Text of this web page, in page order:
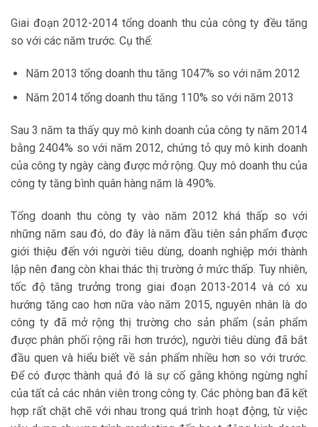
Giai đoạn 2012-2014 tổng doanh thu của công ty đều tăng
so với các năm trước. Cụ thể:
Năm 2013 tổng doanh thu tăng 1047% so với năm 2012
Năm 2014 tổng doanh thu tăng 110% so với năm 2013
Sau 3 năm ta thấy quy mô kinh doanh của công ty năm 2014
bằng 2404% so với năm 2012, chứng tỏ quy mô kinh doanh
của công ty ngày càng được mở rộng. Quy mô doanh thu của
công ty tăng bình quân hàng năm là 490%.
Tổng doanh thu công ty vào năm 2012 khá thấp so với
những năm sau đó, do đây là năm đầu tiên sản phẩm được
giới thiệu đến với người tiêu dùng, doanh nghiệp mới thành
lập nên đang còn khai thác thị trường ở mức thấp. Tuy nhiên,
tốc độ tăng trưởng trong giai đoạn 2013-2014 và có xu
hướng tăng cao hơn nữa vào năm 2015, nguyên nhân là do
công ty đã mở rộng thị trường cho sản phẩm (sản phẩm
được phân phối rộng rãi hơn trước), người tiêu dùng đã bắt
đầu quen và hiểu biết về sản phẩm nhiều hơn so với trước.
Để có được thành quả đó là sự cố gắng không ngừng nghỉ
của tất cả các nhân viên trong công ty. Các phòng ban đã kết
hợp rất chặt chẽ với nhau trong quá trình hoạt động, từ việc